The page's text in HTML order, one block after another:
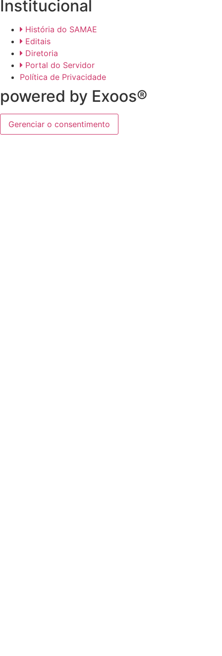
Institucional
História do SAMAE
Editais
Diretoria
Portal do Servidor
Política de Privacidade
powered by Exoos®
Gerenciar o consentimento